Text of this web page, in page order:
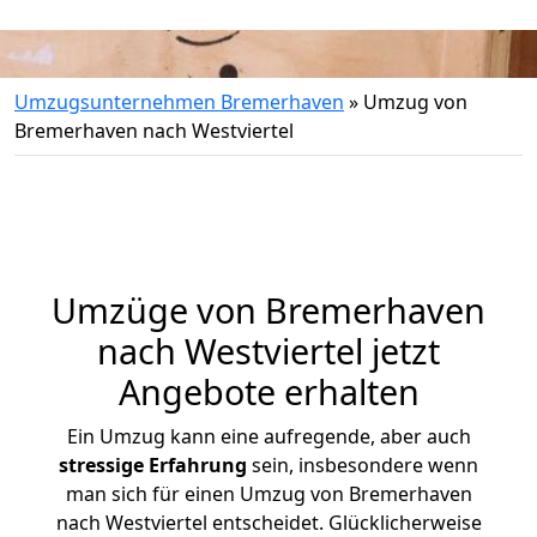
Umzugsunternehmen Bremerhaven » Umzug von
Bremerhaven nach Westviertel
Umzüge von Bremerhaven
nach Westviertel jetzt
Angebote erhalten
Ein Umzug kann eine aufregende, aber auch
stressige Erfahrung sein, insbesondere wenn
man sich für einen Umzug von Bremerhaven
nach Westviertel entscheidet. Glücklicherweise